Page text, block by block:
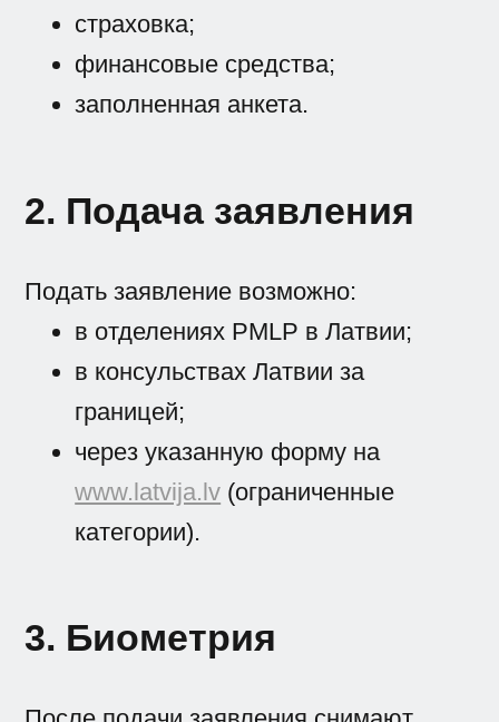
страховка;
финансовые средства;
заполненная анкета.
2. Подача заявления
Подать заявление возможно:
в отделениях PMLP в Латвии;
в консульствах Латвии за
границей;
через указанную форму на
www.latvija.lv (ограниченные
категории).
3. Биометрия